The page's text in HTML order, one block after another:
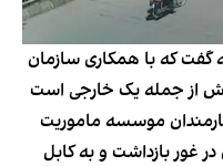
گفت که با همکاری سازمان
فوری ۱۸ کارمند اش از جمله یک خارجی است
موسسه ماموریت
غور بازداشت و به کابل